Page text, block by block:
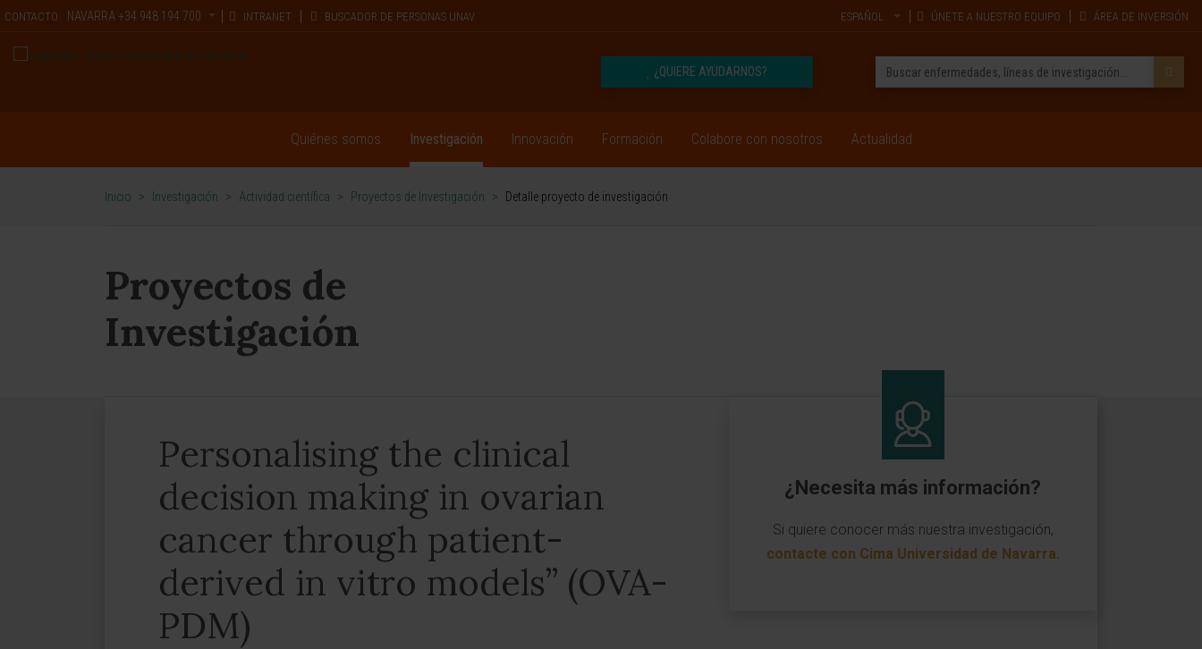
CONTACTO NAVARRA +34 948 194 700 INTRANET BUSCADOR DE PERSONAS UNAV ESPAÑOL ÚNETE A NUESTRO EQUIPO ÁREA DE INVERSIÓN
¿QUIERE AYUDARNOS?
Quiénes somos Investigación Innovación Formación Colabore con nosotros Actualidad
Inicio > Investigación > Actividad científica > Proyectos de Investigación > Detalle proyecto de investigación
Proyectos de
Investigación
Personalising the clinical
decision making in ovarian
cancer through patient-
derived in vitro models” (OVA-
PDM)
¿Necesita más información?
Si quiere conocer más nuestra investigación,
contacte con Cima Universidad de Navarra.